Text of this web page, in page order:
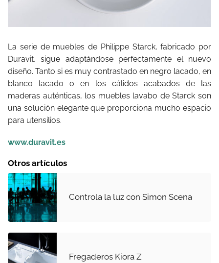
La serie de muebles de Philippe Starck, fabricado por
Duravit, sigue adaptándose perfectamente el nuevo
diseño. Tanto si es muy contrastado en negro lacado, en
blanco lacado o en los cálidos acabados de las
maderas auténticas, los muebles lavabo de Starck son
una solución elegante que proporciona mucho espacio
para utensilios.
www.duravit.es
Otros artículos
Controla la luz con Simon Scena
Fregaderos Kiora Z